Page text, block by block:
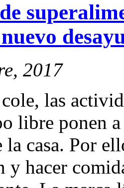
2017
las
libre ponen
la casa. Por
y hacer